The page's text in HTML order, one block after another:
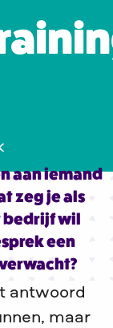
aan iemand
zeg je als
bedrijf wil
een
antwoord
maar